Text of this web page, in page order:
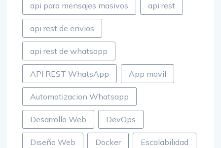
api para mensajes masivos api rest
api rest de envios
api rest de whatsapp
API REST WhatsApp App movil
Automatizacion Whatsapp
Desarrollo Web DevOps
Diseño Web Docker Escalabilidad